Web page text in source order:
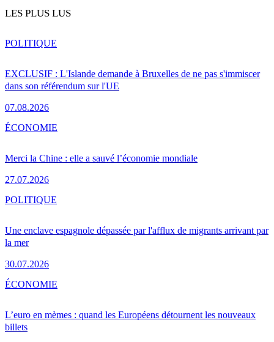
LES PLUS LUS
EXCLUSIF : L'Islande demande à Bruxelles de ne pas s'immiscer
dans son référendum sur l'UE
07.08.2026
POLITIQUE
Merci la Chine : elle a sauvé l’économie mondiale
27.07.2026
ÉCONOMIE
Une enclave espagnole dépassée par l'afflux de migrants arrivant par
la mer
30.07.2026
POLITIQUE
L’euro en mèmes : quand les Européens détournent les nouveaux
billets
ÉCONOMIE